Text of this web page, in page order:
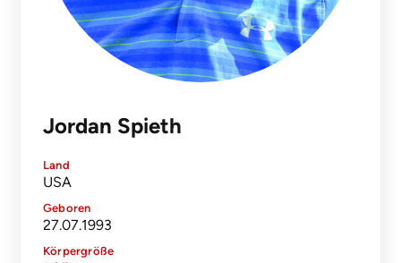
Jordan Spieth
Land
USA
Geboren
27.07.1993
Körpergröße